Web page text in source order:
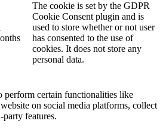
The cookie is set by the GDPR
Cookie Consent plugin and is
used to store whether or not user
has consented to the use of
cookies. It does not store any
personal data.
perform certain functionalities like
on social media platforms, collect
features.